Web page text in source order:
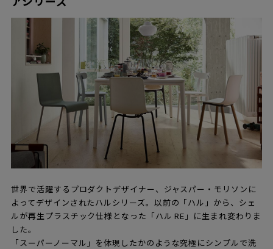
世界で活躍するプロダクトデザイナー、ジャスパー・モリソンに
よってデザインされたハルシリーズ。以前の「ハル」から、シェ
ルが再生プラスチック仕様となった「ハル RE」に生まれ変わりま
した。
「スーパーノーマル」を体現したかのような究極にシンプルで洗